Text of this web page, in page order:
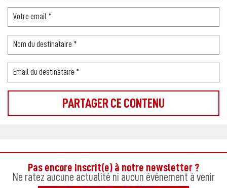
Pas encore inscrit(e) à notre newsletter ?
Ne ratez aucune actualité ni aucun événement à venir